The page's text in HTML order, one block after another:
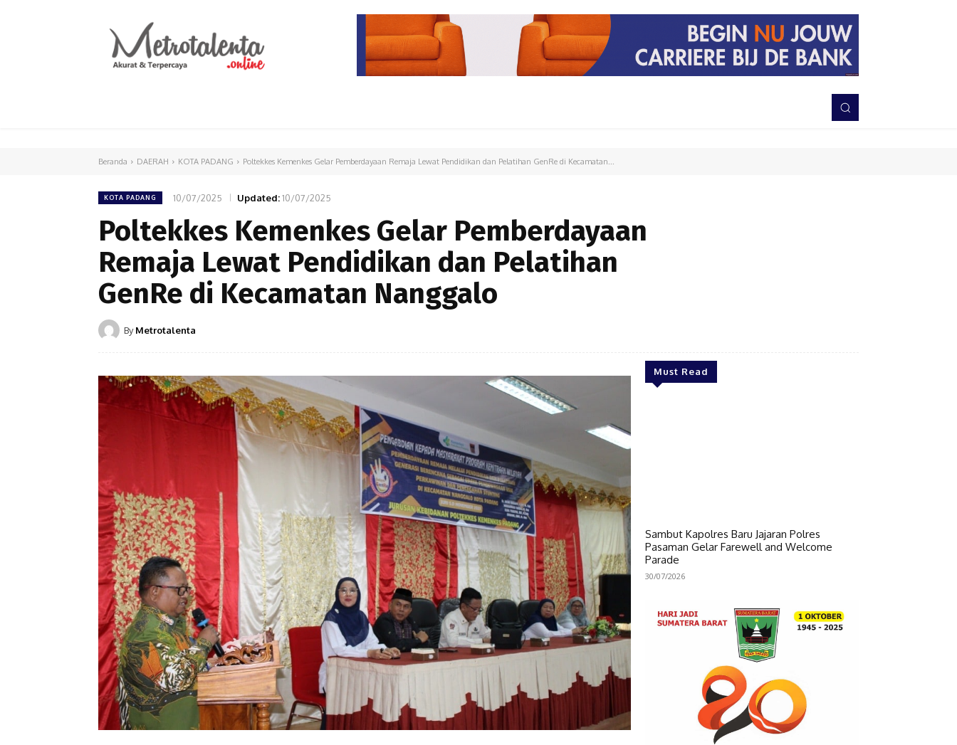
TNI-POLRI
Beranda DAERAH KOTA PADANG Poltekkes Kemenkes Gelar Pemberdayaan Remaja Lewat Pendidikan dan Pelatihan GenRe di Kecamatan...
KOTA PADANG 10/07/2025 Updated:10/07/2025
Poltekkes Kemenkes Gelar Pemberdayaan
Remaja Lewat Pendidikan dan Pelatihan
GenRe di Kecamatan Nanggalo
By Metrotalenta
Must Read
Sambut Kapolres Baru Jajaran Polres
Pasaman Gelar Farewell and Welcome
Parade
30/07/2026